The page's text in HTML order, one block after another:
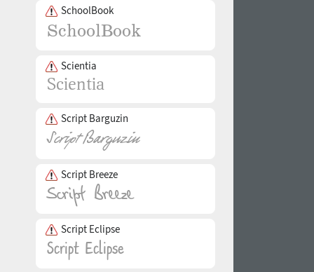
SchoolBook
Scientia
Script Barguzin
Script Breeze
Script Eclipse